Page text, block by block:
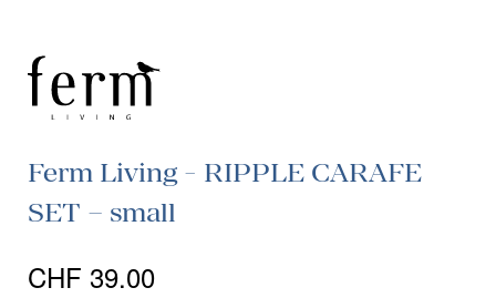
Ferm Living - RIPPLE CARAFE
SET – small
CHF 39.00